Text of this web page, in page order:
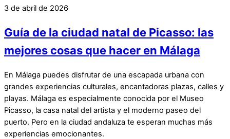
3 de abril de 2026
Guía de la ciudad natal de Picasso: las
mejores cosas que hacer en Málaga
En Málaga puedes disfrutar de una escapada urbana con
grandes experiencias culturales, encantadoras plazas, calles y
playas. Málaga es especialmente conocida por el Museo
Picasso, la casa natal del artista y el moderno paseo del
puerto. Pero en la ciudad andaluza te esperan muchas más
experiencias emocionantes.